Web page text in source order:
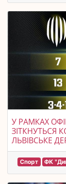
У РАМКАХ
ЗІТКНУТЬСЯ
ЛЬВІВСЬКЕ
Спорт ФК